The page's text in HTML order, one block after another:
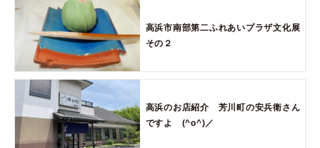
高浜市南部第二ふれあいプラザ文化展
その２
高浜のお店紹介 芳川町の安兵衛さん
ですよ (^o^)／